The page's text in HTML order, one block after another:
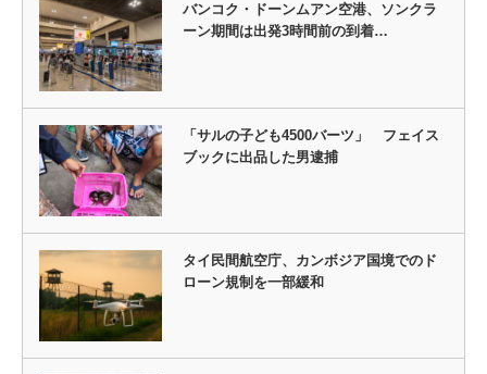
バンコク・ドーンムアン空港、ソンクラ
ーン期間は出発3時間前の到着…
「サルの子ども4500バーツ」 フェイス
ブックに出品した男逮捕
タイ民間航空庁、カンボジア国境でのド
ローン規制を一部緩和